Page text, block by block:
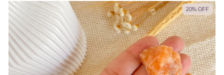
20% OFF